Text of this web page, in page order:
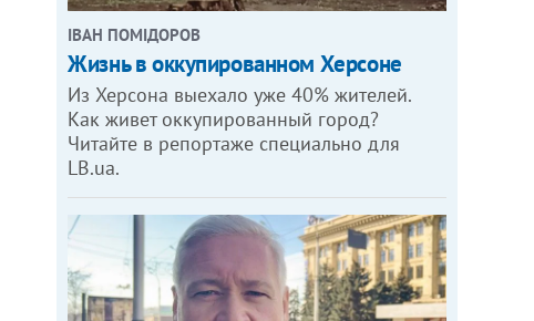
ІВАН ПОМІДОРОВ
Жизнь в оккупированном Херсоне
Из Херсона выехало уже 40% жителей.
Как живет оккупированный город?
Читайте в репортаже специально для
LB.ua.